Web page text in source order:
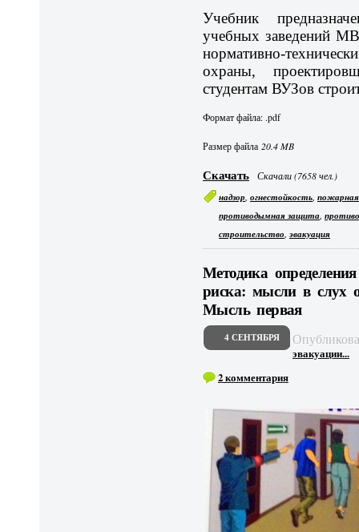
Учебник
учебных заведений
нормативно-
охраны,
студентам ВУЗов
Формат файла: .pdf
Размер файла 20.4 MB
Скачать Скачали (7658 чел.)
надзор ,огнестойкость ,
противодымная защита ,
строительство ,эвакуация
Методика
риска: мысли в слух
Мысль первая
4 СЕНТЯБРЯ
эвакуации...
2 комментария